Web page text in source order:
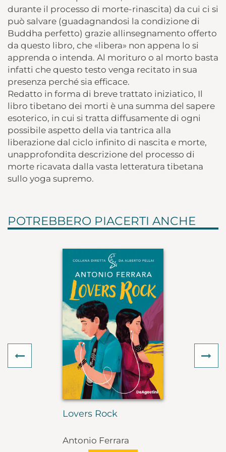
durante il processo di morte-rinascita) da cui ci si
può salvare (guadagnandosi la condizione di
Buddha perfetto) grazie allinsegnamento offerto
da questo libro, che «libera» non appena lo si
apprenda o intenda. Al morituro o al morto basta
infatti che questo testo venga recitato in sua
presenza perché sia efficace.
Redatto in forma di breve trattato iniziatico, Il
libro tibetano dei morti è una summa del sapere
esoterico, in cui si tratta diffusamente di ogni
possibile aspetto della via tantrica alla
liberazione dal ciclo infinito di nascita e morte,
unapprofondita descrizione del processo di
morte ricavata dalla vasta letteratura tibetana
sullo yoga supremo.
POTREBBERO PIACERTI ANCHE
Lovers Rock
Antonio Ferrara
Previous